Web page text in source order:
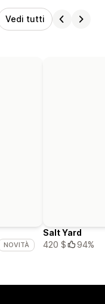
Vedi tutti
NOVITÀ
Salt Yard
420 $
94%